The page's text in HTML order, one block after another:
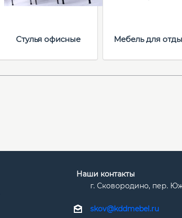
Стулья офисные Мебель для
Наши контакты
г. Сковородино, пер.
skov@kddmebel.ru